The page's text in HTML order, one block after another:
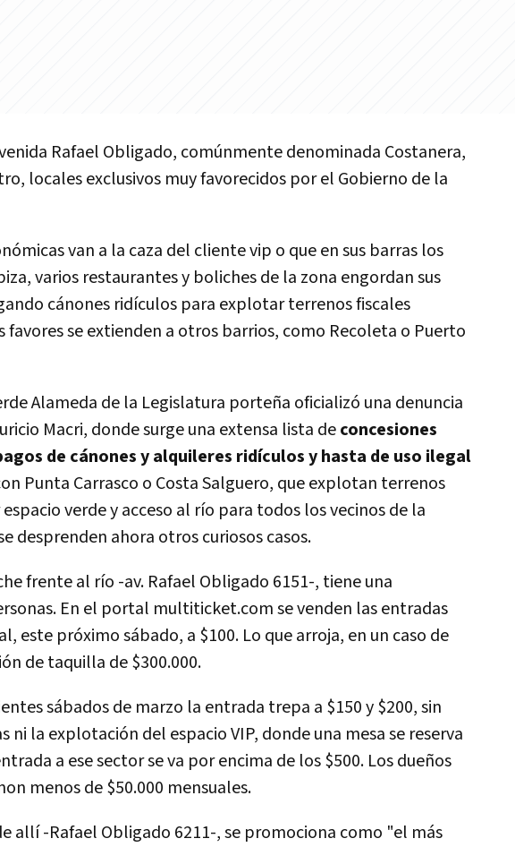
Rafael Obligado, comúnmente denominada Costanera,
locales exclusivos muy favorecidos por el Gobierno de la
van a la caza del cliente vip o que en sus barras los
varios restaurantes y boliches de la zona engordan sus
cánones ridículos para explotar terrenos fiscales
favores se extienden a otros barrios, como Recoleta o Puerto
Alameda de la Legislatura porteña oficializó una denuncia
Macri, donde surge una extensa lista deconcesiones
de cánones y alquileres ridículos y hasta de uso ilegal
Punta Carrasco o Costa Salguero, que explotan terrenos
verde y acceso al río para todos los vecinos de la
desprenden ahora otros curiosos casos.
frente al río -av. Rafael Obligado 6151-, tiene una
En el portal multiticket.com se venden las entradas
este próximo sábado, a $100. Lo que arroja, en un caso de
de taquilla de $300.000.
sábados de marzo la entrada trepa a $150 y $200, sin
ni la explotación del espacio VIP, donde una mesa se reserva
a ese sector se va por encima de los $500. Los dueños
menos de $50.000 mensuales.
allí -Rafael Obligado 6211-, se promociona como "el más